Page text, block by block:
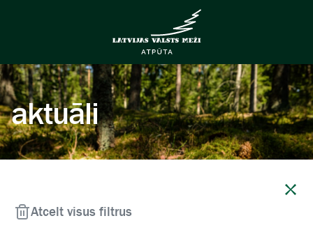
aktuāli
Atcelt visus filtrus